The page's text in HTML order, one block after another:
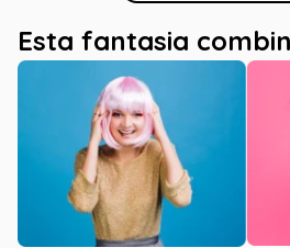
Esta fantasia